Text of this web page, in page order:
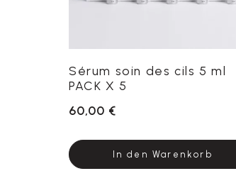
Sérum soin des cils 5 ml
PACK X 5
60,00 €
In den Warenkorb